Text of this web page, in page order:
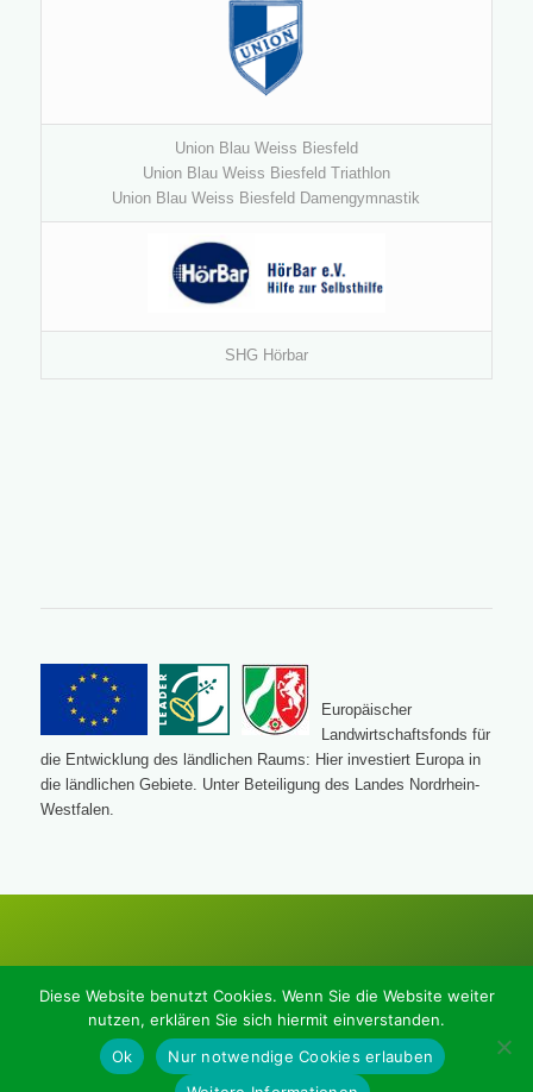
Union Blau Weiss Biesfeld
Union Blau Weiss Biesfeld Triathlon
Union Blau Weiss Biesfeld Damengymnastik
SHG Hörbar
Europäischer
Landwirtschaftsfonds für
die Entwicklung des ländlichen Raums: Hier investiert Europa in
die ländlichen Gebiete. Unter Beteiligung des Landes Nordrhein-
Westfalen.
Ihr Portal für Informationen aus und für Biesfeld
Impressum •Kontakt & Feedback•Datenschutzerklärung
Diese Website benutzt Cookies. Wenn Sie die Website weiter
nutzen, erklären Sie sich hiermit einverstanden.
Ok
Nur notwendige Cookies erlauben